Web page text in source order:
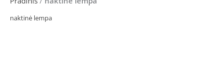
naktinė lempa